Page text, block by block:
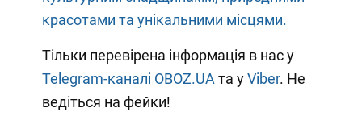
красотами та унікальними місцями.
Тільки перевірена інформація в нас у
Telegram-каналі OBOZ.UA та уViber. Не
ведіться на фейки!